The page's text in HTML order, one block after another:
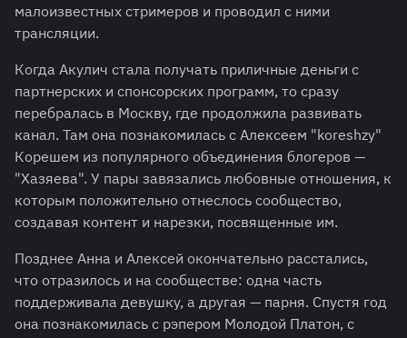
малоизвестных стримеров и проводил с ними
трансляции.
Когда Акулич стала получать приличные деньги с
партнерских и спонсорских программ, то сразу
перебралась в Москву, где продолжила развивать
канал. Там она познакомилась с Алексеем "koreshzy"
Корешем из популярного объединения блогеров —
"Хазяева". У пары завязались любовные отношения, к
которым положительно отнеслось сообщество,
создавая контент и нарезки, посвященные им.
Позднее Анна и Алексей окончательно расстались,
что отразилось и на сообществе: одна часть
поддерживала девушку, а другая — парня. Спустя год
она познакомилась с рэпером Молодой Платон, с